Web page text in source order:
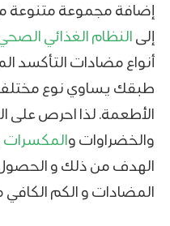
إضافة مجموعة متنوعة
إلى النظام الغذائي
أنواع مضادات التأكسد
طبقك يساوي نوع
الأطعمة. لذا احرص على
والخضراوات والمكسرات
الهدف من ذلك و
المضادات و الكم الكافي